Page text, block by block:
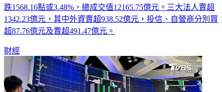
跌1568.16點或3.48%，總成交值12165.75億元。三大法人賣超
1342.23億元，其中外資賣超938.52億元，投信、自營商分別買
超87.76億元及賣超491.47億元。
財經